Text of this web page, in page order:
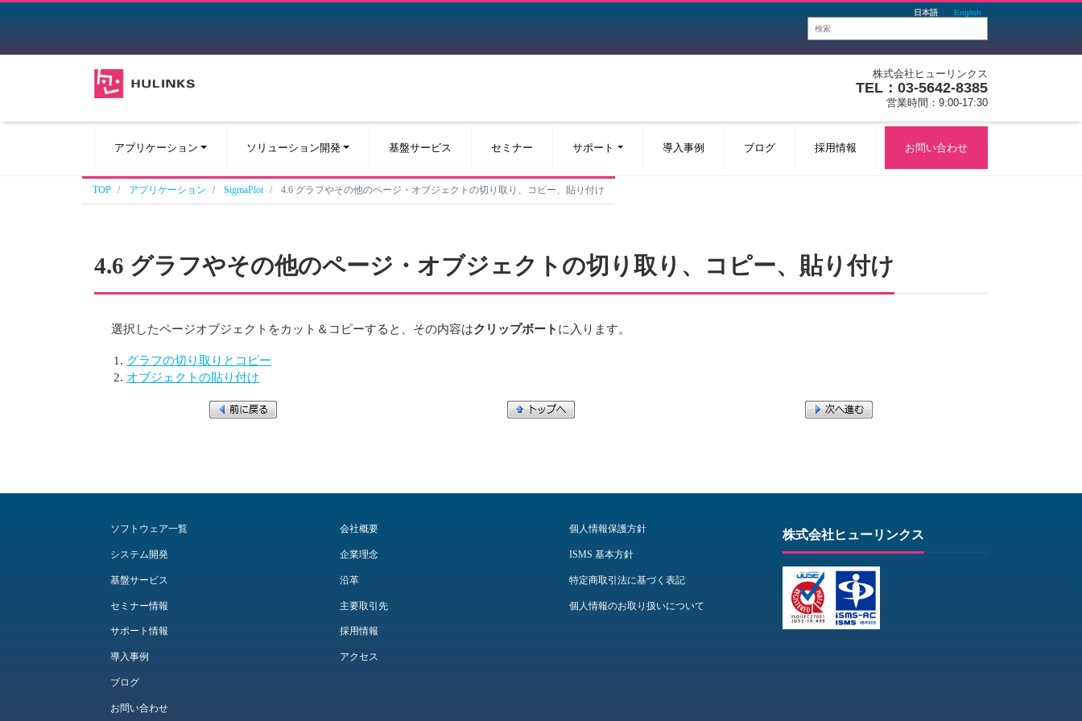
日本語 English
株式会社ヒューリンクス
TEL：03-5642-8385
営業時間：9:00-17:30
アプリケーション ソリューション開発 基盤サービス セミナー サポート 導入事例 ブログ 採用情報 お問い合わせ
TOP アプリケーション SigmaPlot 4.6 グラフやその他のページ・オブジェクトの切り取り、コピー、貼り付け
4.6 グラフやその他のページ・オブジェクトの切り取り、コピー、貼り付け
選択したページオブジェクトをカット＆コピーすると、その内容はクリップボート に入ります。
グラフの切り取りとコピー
オブジェクトの貼り付け
ソフトウェア一覧
システム開発
基盤サービス
セミナー情報
サポート情報
導入事例
ブログ
お問い合わせ
会社概要
企業理念
沿革
主要取引先
採用情報
アクセス
個人情報保護方針
ISMS 基本方針
特定商取引法に基づく表記
個人情報のお取り扱いについて
株式会社ヒューリンクス